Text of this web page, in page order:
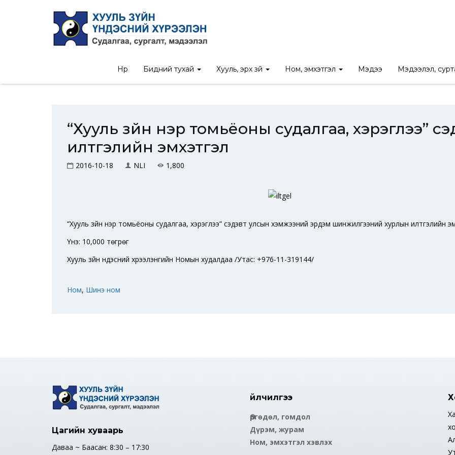
Нүүр Бидний тухай Хууль, эрх зүй Ном, эмхэтгэл Мэдээ Мэдээлэл,
Нүүр / Ном “Хууль зүйн нэр томьёоны судалгаа, хэрэглээ” сэдэвт УХЭШХ-ын
“Хууль зүйн нэр томьёоны судалгаа, хэрэглээ”
илтгэлийн эмхэтгэл
2016-10-18 NLI 1,800
“Хууль зүйн нэр томьёоны судалгаа, хэрэглээ” сэдэвт улсын хэмжээний эрдэм шинжилгээний хурлын илтгэлийн
Үнэ: 10,000 төгрөг
Хууль зүйн үндэсний хүрээлэнгийн Номын худалдаа /Утас: +976-11-319144/
Ном, Шинэ ном
Цагийн хуваарь
Даваа ~ Баасан: 8:30 – 17:30
Үйлчилгээ
Өргөдөл, гомдол
Дүрэм, журам
Ном, эмхэтгэл хэвлэх